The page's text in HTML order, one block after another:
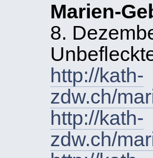
Marien-
8.
http://kath-
zdw.ch/
http://kath-
zdw.ch/